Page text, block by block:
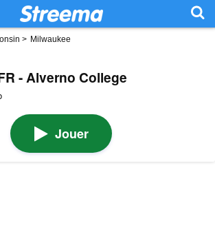
> Milwaukee
- Alverno College
Jouer